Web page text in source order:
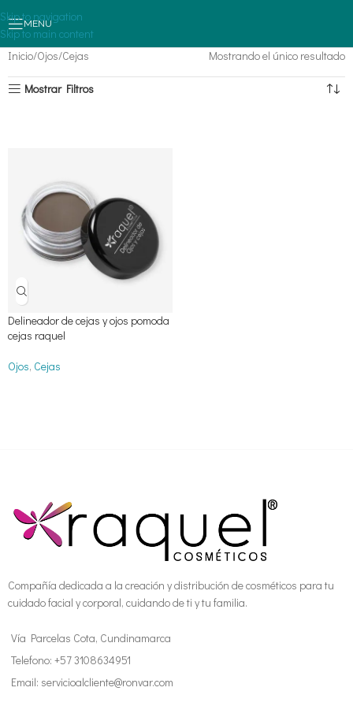
Skip to navigation
Skip to main content
MENU
Inicio Ojos Cejas Mostrando el único resultado
Mostrar Filtros
Delineador de cejas y ojos pomoda
cejas raquel
Ojos, Cejas
Compañía dedicada a la creación y distribución de cosméticos para tu
cuidado facial y corporal, cuidando de ti y tu familia.
Vía Parcelas Cota, Cundinamarca
Telefono: +57 3108634951
Email: servicioalcliente@ronvar.com